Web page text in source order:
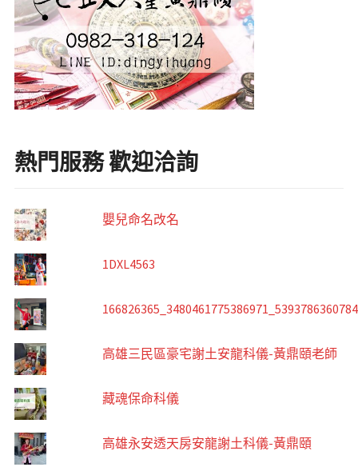
熱門服務 歡迎洽詢
嬰兒命名改名
1DXL4563
高雄三民區豪宅謝土安龍科儀-黃鼎頤老師
藏魂保命科儀
高雄永安透天房安龍謝土科儀-黃鼎頤